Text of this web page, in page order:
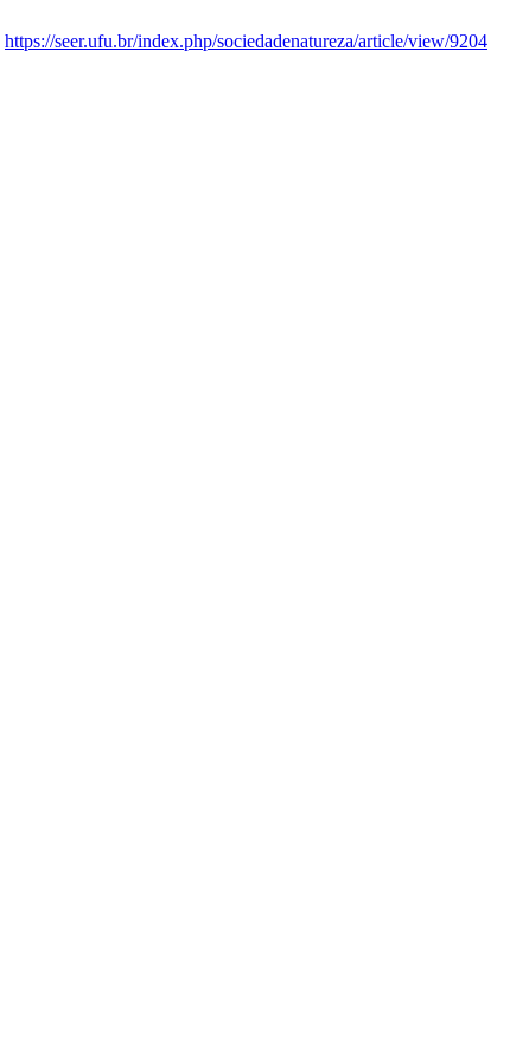
https://seer.ufu.br/index.php/sociedadenatureza/article/view/9204